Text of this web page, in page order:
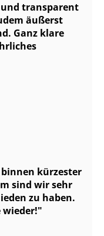
transparent
äußerst
Ganz klare
kürzester
sind wir sehr
zu haben.
wieder!